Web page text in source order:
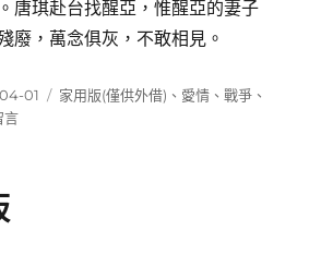
唐琪赴台找醒亞，惟醒亞的妻子
廢，萬念俱灰，不敢相見。
01
分
家用版(僅供外借) 、 愛情 、 戰爭 、
言